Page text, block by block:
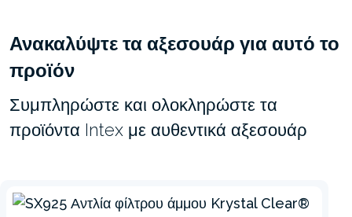
Ανακαλύψτε τα αξεσουάρ για αυτό το
προϊόν
Συμπληρώστε και ολοκληρώστε τα
προϊόντα Intex με αυθεντικά αξεσουάρ